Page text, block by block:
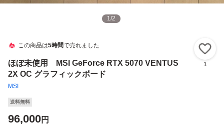
1/2
この商品は5時間で売れました
ほぼ未使用 MSI GeForce RTX 5070 VENTUS
2X OC グラフィックボード
MSI
1
送料無料
96,000円